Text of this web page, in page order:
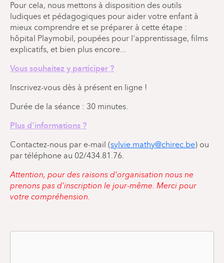
Pour cela, nous mettons à disposition des outils
ludiques et pédagogiques pour aider votre enfant à
mieux comprendre et se préparer à cette étape :
hôpital Playmobil, poupées pour l'apprentissage, films
explicatifs, et bien plus encore...
Vous souhaitez y participer ?
Inscrivez-vous dès à présent en ligne !
Durée de la séance : 30 minutes.
Plus d'informations ?
Contactez-nous par e-mail (sylvie.mathy@chirec.be) ou
par téléphone au 02/434.81.76.
Attention, pour des raisons d'organisation nous ne
prenons pas d'inscription le jour-même. Merci pour
votre compréhension.